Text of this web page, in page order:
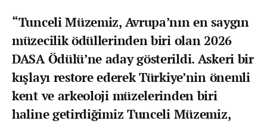
“Tunceli Müzemiz, Avrupa’nın en saygın
müzecilik ödüllerinden biri olan 2026
DASA Ödülü’ne aday gösterildi. Askeri bir
kışlayı restore ederek Türkiye’nin önemli
kent ve arkeoloji müzelerinden biri
haline getirdiğimiz Tunceli Müzemiz,